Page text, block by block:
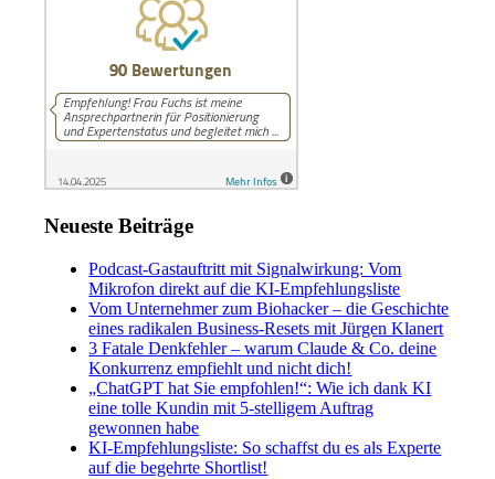
Neueste Beiträge
Podcast-Gastauftritt mit Signalwirkung: Vom
Mikrofon direkt auf die KI-Empfehlungsliste
Vom Unternehmer zum Biohacker – die Geschichte
eines radikalen Business-Resets mit Jürgen Klanert
3 Fatale Denkfehler – warum Claude & Co. deine
Konkurrenz empfiehlt und nicht dich!
„ChatGPT hat Sie empfohlen!“: Wie ich dank KI
eine tolle Kundin mit 5-stelligem Auftrag
gewonnen habe
KI-Empfehlungsliste: So schaffst du es als Experte
auf die begehrte Shortlist!